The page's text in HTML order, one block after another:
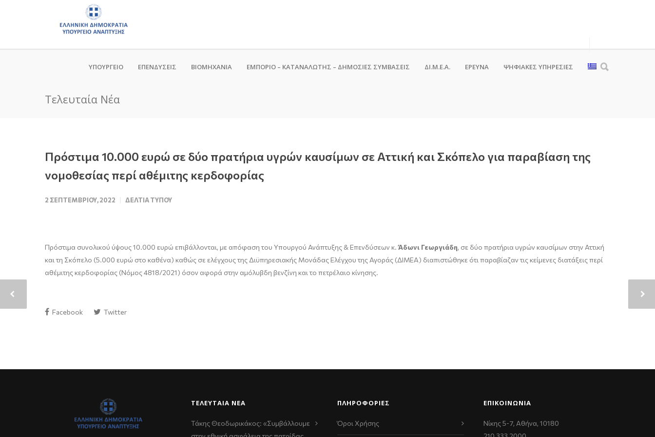
ΥΠΟΥΡΓΕΙΟ ΕΠΕΝΔΥΣΕΙΣ ΒΙΟΜΗΧΑΝΙΑ ΕΜΠΟΡΙΟ – ΚΑΤΑΝΑΛΩΤΗΣ – ΔΗΜΟΣΙΕΣ ΣΥΜΒΑΣΕΙΣ ΔΙ.Μ.Ε.Α. ΕΡΕΥΝΑ ΨΗΦΙΑΚΈΣ ΥΠΗΡΕΣΊΕΣ
Τελευταία Νέα
Πρόστιμα 10.000 ευρώ σε δύο πρατήρια υγρών καυσίμων σε Αττική και Σκόπελο για παραβίαση της
νομοθεσίας περί αθέμιτης κερδοφορίας
2 ΣΕΠΤΕΜΒΡΊΟΥ, 2022 ΔΕΛΤΊΑ ΤΎΠΟΥ
Πρόστιμα συνολικού ύψους 10.000 ευρώ επιβάλλονται, με απόφαση του Υπουργού Ανάπτυξης & Επενδύσεων κ.Άδωνι Γεωργιάδη, σε δύο πρατήρια υγρών καυσίμων στην Αττική
και τη Σκόπελο (5.000 ευρώ στο καθένα) καθώς σε ελέγχους της Διϋπηρεσιακής Μονάδας Ελέγχου της Αγοράς (ΔΙΜΕΑ) διαπιστώθηκε ότι παραβίαζαν τις κείμενες διατάξεις περί
αθέμιτης κερδοφορίας (Νόμος 4818/2021) όσον αφορά στην αμόλυβδη βενζίνη και το πετρέλαιο κίνησης.
Facebook Twitter
ΤΕΛΕΥΤΑΊΑ ΝΈΑ
Τάκης Θεοδωρικάκος: «Συμβάλλουμε
ΠΛΗΡΟΦΟΡΙΕΣ
Όροι Χρήσης
ΕΠΙΚΟΙΝΩΝΊΑ
Νίκης 5-7, Αθήνα, 10180